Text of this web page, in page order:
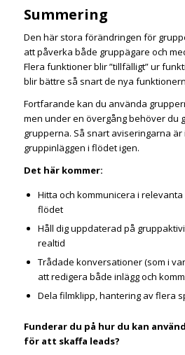
Summering
Den här stora förändringen för
att påverka både gruppägare och
Flera funktioner blir ”tillfälligt” ur
blir bättre så snart de nya
Fortfarande kan du använda
men under en övergång behöver du
grupperna. Så snart aviseringarna är
gruppinläggen i flödet igen.
Det här kommer:
Hitta och kommunicera i
flödet
Håll dig uppdaterad på
realtid
Trådade konversationer (som i
att redigera både inlägg och
Dela filmklipp, hantering av flera
Funderar du på hur du kan
för att skaffa leads?